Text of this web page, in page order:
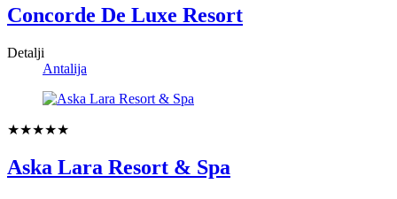
Concorde De Luxe Resort
Detalji
Antalija
★★★★★
Aska Lara Resort & Spa